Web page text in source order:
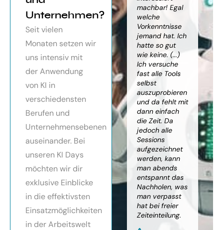
Unternehmen?
Seit vielen
Monaten setzen wir
uns intensiv mit
der Anwendung
von KI in
verschiedensten
Berufen und
Unternehmensebenen
auseinander. Bei
unseren KI Days
möchten wir dir
exklusive Einblicke
in die effektivsten
Einsatzmöglichkeiten
in der Arbeitswelt
sehr
die
von KI
von
Elisabeth
toller Überblick
über alles, was
mit kleinem
Ausblick.
Auf alle Fragen
teilweise
wurden für
Probleme noch
Anleitungen
bereitgestellt.
Monika
Vietz
machbar! Egal
welche
Vorkenntnisse
jemand hat. Ich
hatte so gut
wie keine. (...)
Ich versuche
fast alle Tools
selbst
auszuprobieren
und da fehlt mit
dann einfach
die Zeit. Da
jedoch alle
Sessions
aufgezeichnet
werden, kann
man abends
entspannt das
Nachholen, was
man verpasst
hat bei freier
Zeiteinteilung.
zu